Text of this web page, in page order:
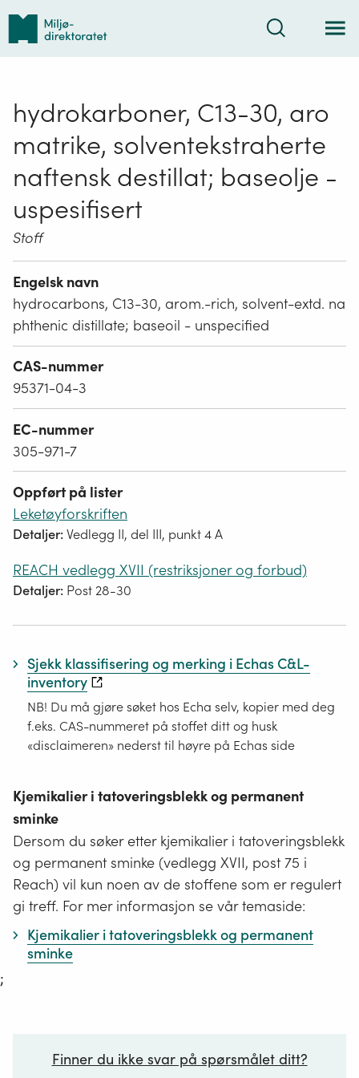
Tilbake
forsiden
Søk
hydrokarboner, C13-30, aro
matrike, solventekstraherte
naftensk destillat; baseolje -
uspesifisert
Stoff
Engelsk navn
hydrocarbons, C13-30, arom.-rich, solvent-extd. na
phthenic distillate; baseoil - unspecified
CAS-nummer
95371-04-3
EC-nummer
305-971-7
Oppført på lister
Leketøyforskriften
Detaljer:Vedlegg II, del III, punkt 4 A
REACH vedlegg XVII (restriksjoner og forbud)
Detaljer: Post 28-30
Sjekk klassifisering og merking i Echas C&L-
inventory
NB! Du må gjøre søket hos Echa selv, kopier med deg
f.eks. CAS-nummeret på stoffet ditt og husk
«disclaimeren» nederst til høyre på Echas side
Kjemikalier i tatoveringsblekk og permanent
sminke
Dersom du søker etter kjemikalier i tatoveringsblekk
og permanent sminke (vedlegg XVII, post 75 i
Reach) vil kun noen av de stoffene som er regulert
gi treff. For mer informasjon se vår temaside:
Kjemikalier i tatoveringsblekk og permanent
sminke
;
Finner du ikke svar på spørsmålet ditt?